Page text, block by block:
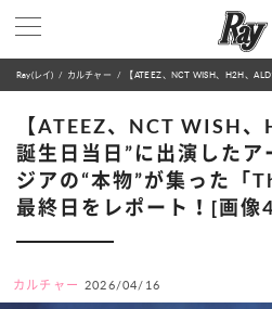
Ray(レイ) カルチャー 【ATEEZ、NCT WISH、H2H、ALD1...】“お誕生日当日”に出演した
【ATEEZ、NCT WISH
誕生日当日”に出演した
ジアの“本物”が集った「
最終日をレポート！[画像
カルチャー 2026/04/16